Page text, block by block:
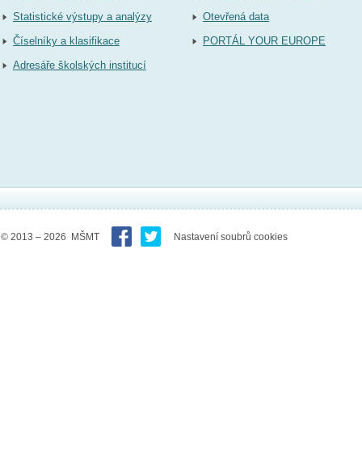
Statistické výstupy a analýzy
Číselníky a klasifikace
Adresáře školských institucí
Otevřená data
PORTÁL YOUR EUROPE
© 2013 – 2026 MŠMT Nastavení soubrů cookies